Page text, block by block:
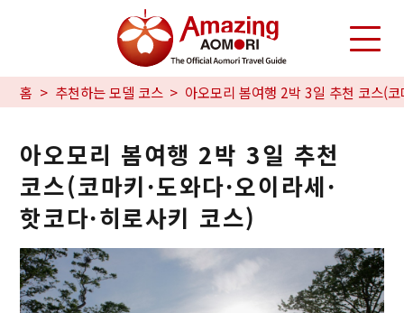
홈 추천하는 모델 코스 아오모리 봄여행 2박 3일 추천 코스(코
아오모리 봄여행 2박 3일 추천
코스(코마키·도와다·오이라세·
핫코다·히로사키 코스)